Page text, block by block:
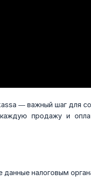
— важный шаг для
каждую продажу и
данные налоговым